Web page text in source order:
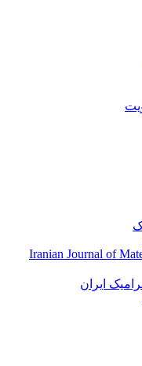
Iranian Journal of
ایران